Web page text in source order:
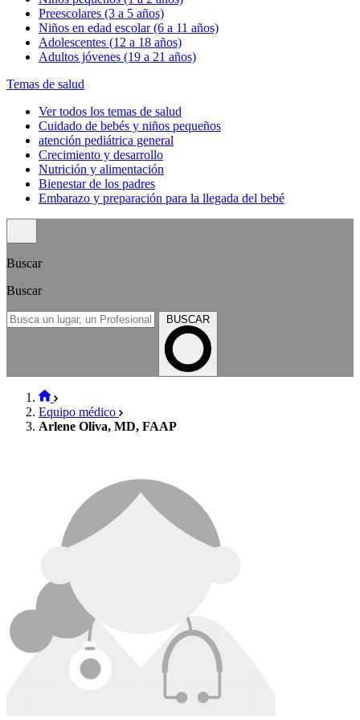
Preescolares (3 a 5 años)
Niños en edad escolar (6 a 11 años)
Adolescentes (12 a 18 años)
Adultos jóvenes (19 a 21 años)
Temas de salud
Ver todos los temas de salud
Cuidado de bebés y niños pequeños
atención pediátrica general
Crecimiento y desarrollo
Nutrición y alimentación
Bienestar de los padres
Embarazo y preparación para la llegada del bebé
Buscar
Buscar
BUSCAR
Equipo médico
Arlene Oliva, MD, FAAP